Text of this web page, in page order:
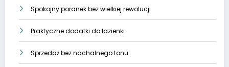
Spokojny poranek bez wielkiej rewolucji
Praktyczne dodatki do łazienki
Sprzedaż bez nachalnego tonu